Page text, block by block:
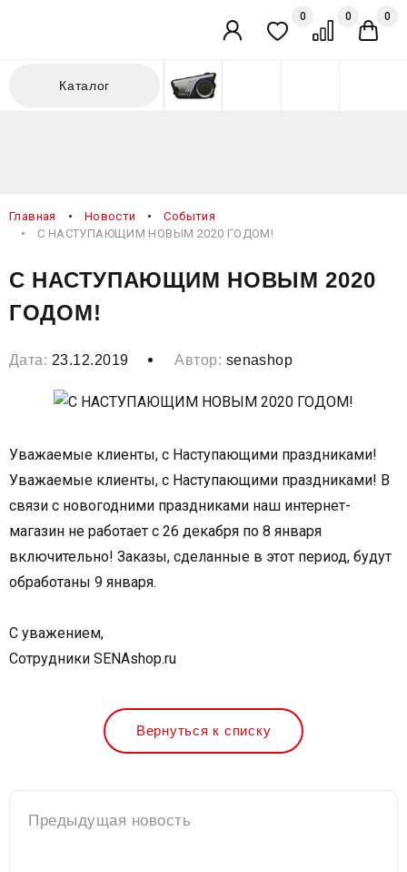
Личный кабинет
Избранное
0
Сравнение
0 0
Каталог
Главная Новости
События
С НАСТУПАЮЩИМ НОВЫМ 2020 ГОДОМ!
С НАСТУПАЮЩИМ НОВЫМ 2020
ГОДОМ!
Дата: 23.12.2019 Автор: senashop
Уважаемые клиенты, с Наступающими праздниками!
Уважаемые клиенты, с Наступающими праздниками! В
связи с новогодними праздниками наш интернет-
магазин не работает с 26 декабря по 8 января
включительно! Заказы, сделанные в этот период, будут
обработаны 9 января.
С уважением,
Сотрудники SENAshop.ru
Вернуться к списку
Предыдущая новость